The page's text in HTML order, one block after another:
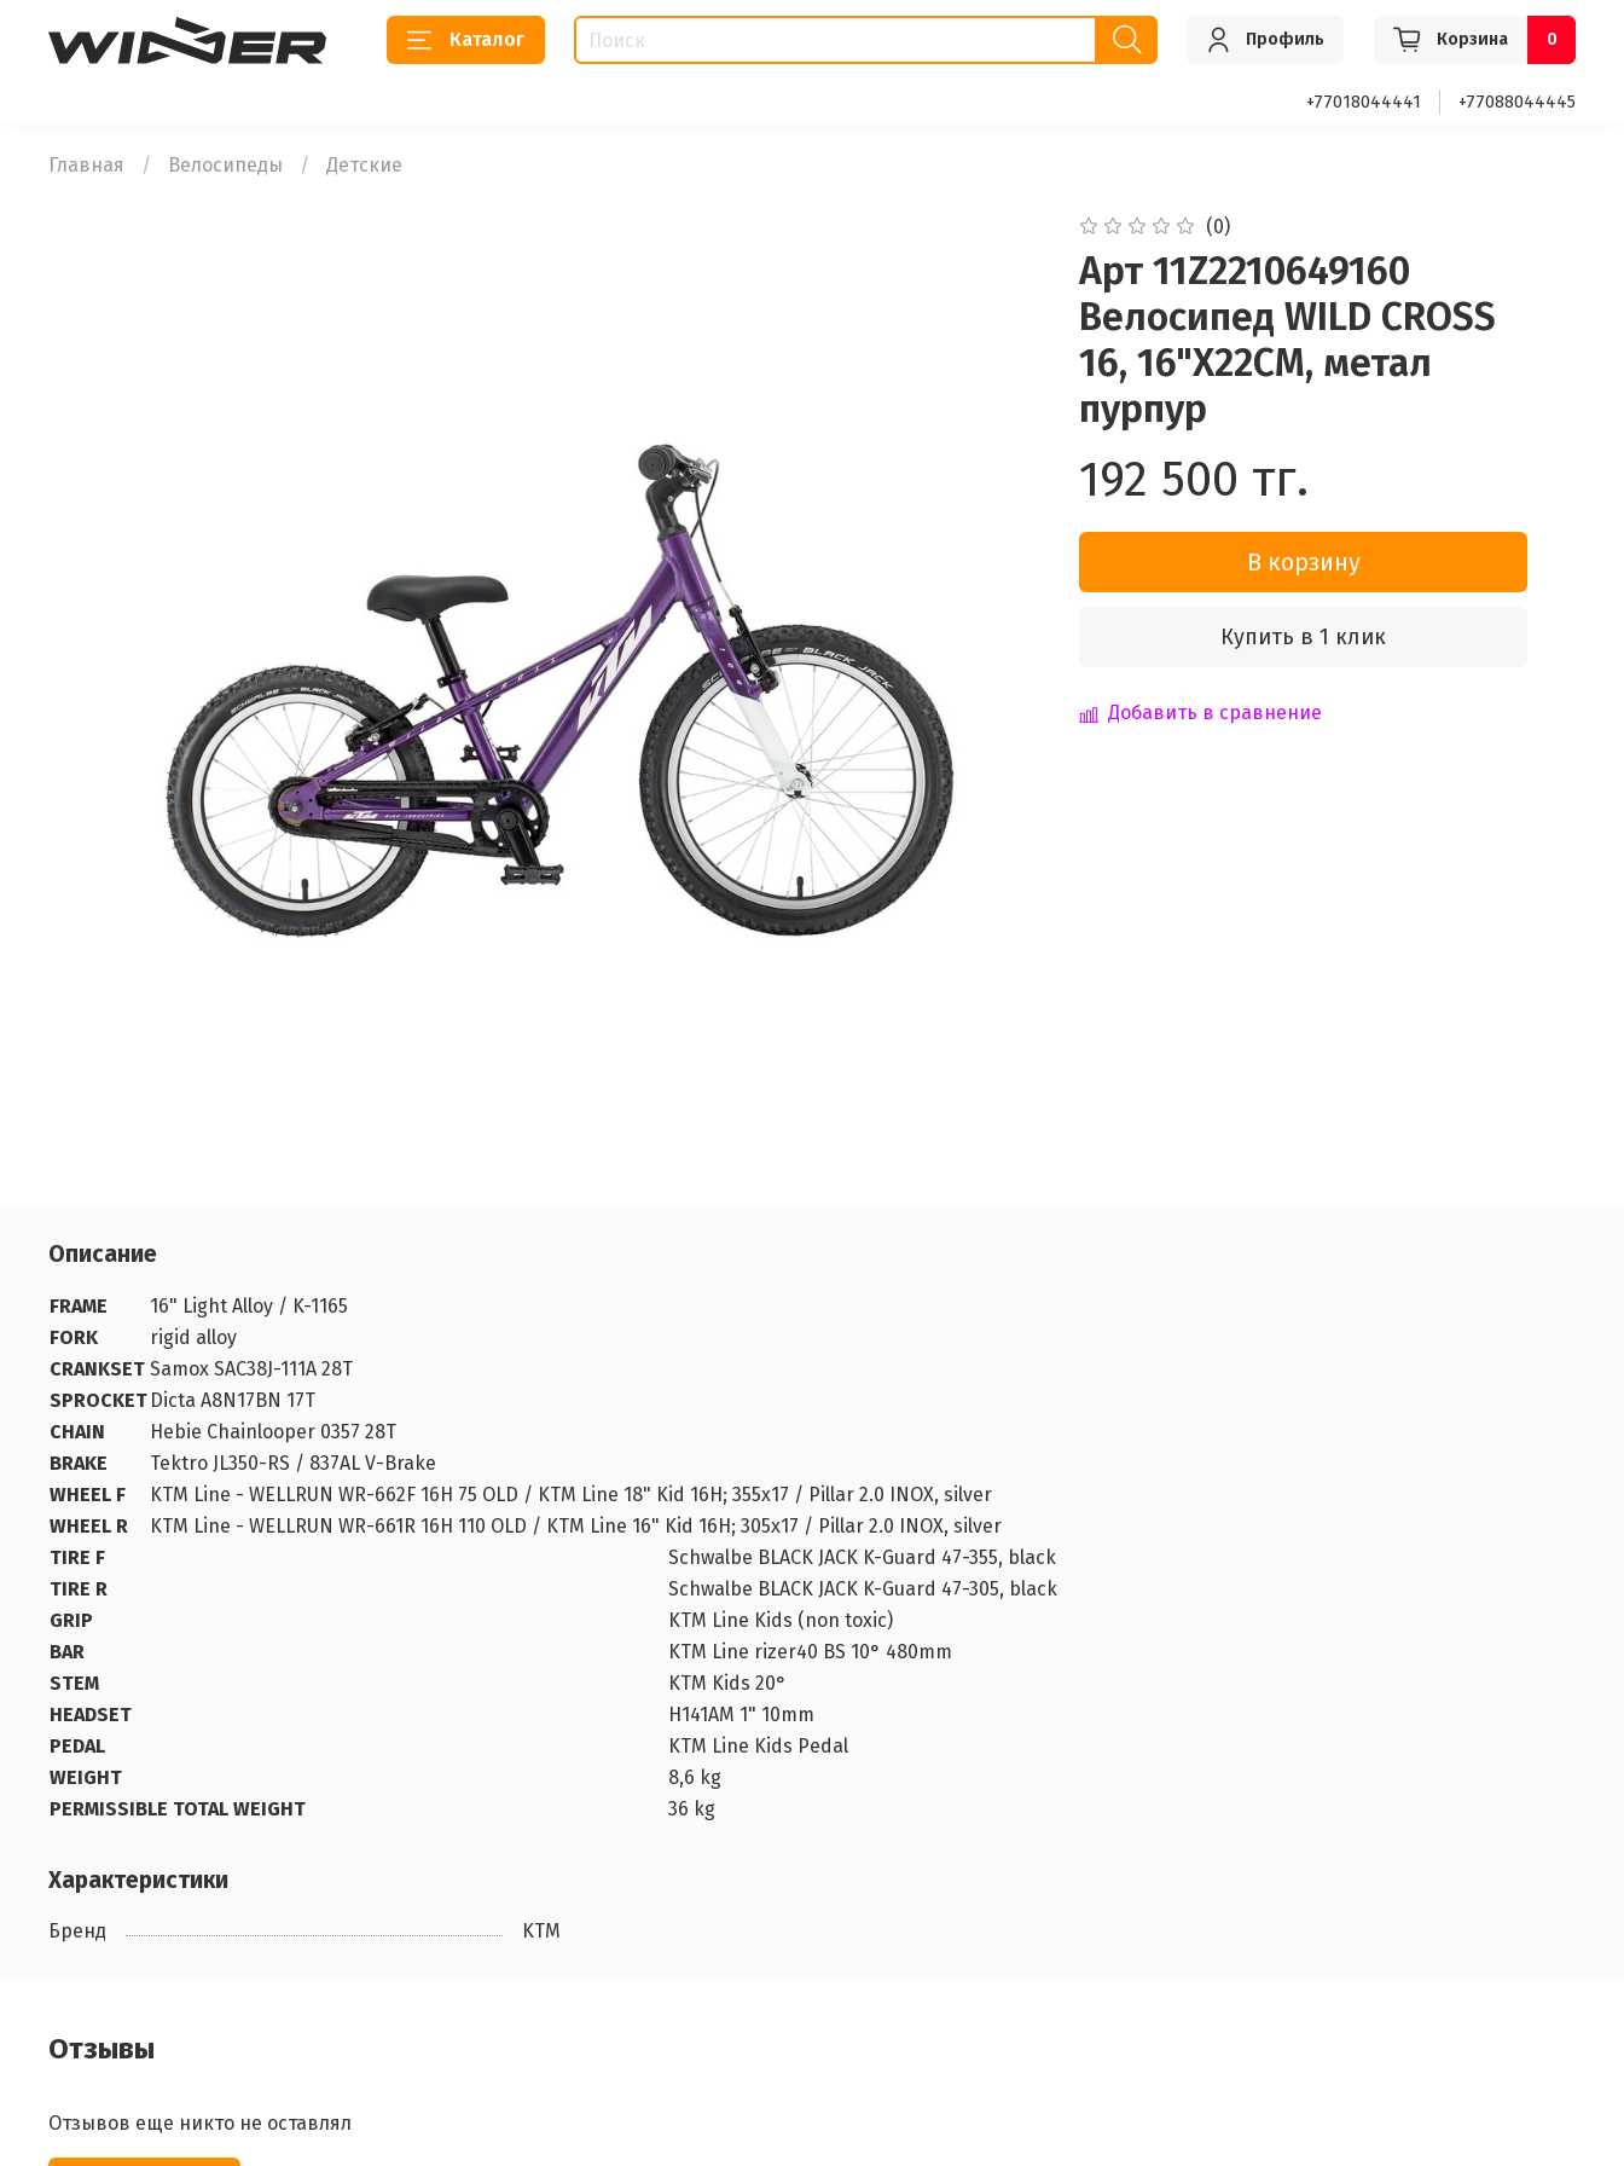
Каталог Профиль Корзина 0
+77018044441 +77088044445
Главная Велосипеды Детские
(0)
Арт 11Z2210649160
Велосипед WILD CROSS
16, 16"X22CM, метал
пурпур
192 500 тг.
В корзину
Купить в 1 клик
Добавить в сравнение
Описание
FRAME
16" Light Alloy / K-1165
FORK
rigid alloy
CRANKSET Samox SAC38J-111A 28T
SPROCKET Dicta A8N17BN 17T
CHAIN
Hebie Chainlooper 0357 28T
BRAKE
Tektro JL350-RS / 837AL V-Brake
WHEEL F
KTM Line - WELLRUN WR-662F 16H 75 OLD / KTM Line 18" Kid 16H; 355x17 / Pillar 2.0 INOX, silver
WHEEL R
KTM Line - WELLRUN WR-661R 16H 110 OLD / KTM Line 16" Kid 16H; 305x17 / Pillar 2.0 INOX, silver
TIRE F
Schwalbe BLACK JACK K-Guard 47-355, black
TIRE R
Schwalbe BLACK JACK K-Guard 47-305, black
GRIP
KTM Line Kids (non toxic)
BAR
KTM Line rizer40 BS 10° 480mm
STEM
KTM Kids 20°
HEADSET
H141AM 1" 10mm
PEDAL
KTM Line Kids Pedal
WEIGHT
8,6 kg
PERMISSIBLE TOTAL WEIGHT
36 kg
Характеристики
Бренд KTM
Отзывы
Отзывов еще никто не оставлял